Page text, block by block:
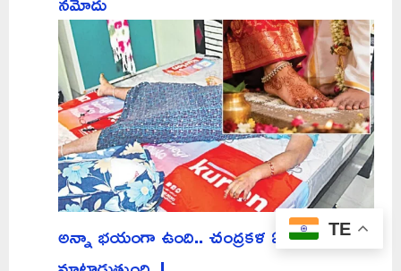
అన్నా భయంగా ఉంది.. చంద్రకళ ఏదేదో
TE